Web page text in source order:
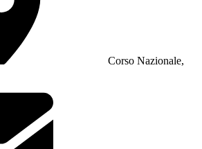
Corso Nazionale,